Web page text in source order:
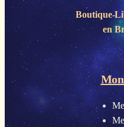
Boutique-
en